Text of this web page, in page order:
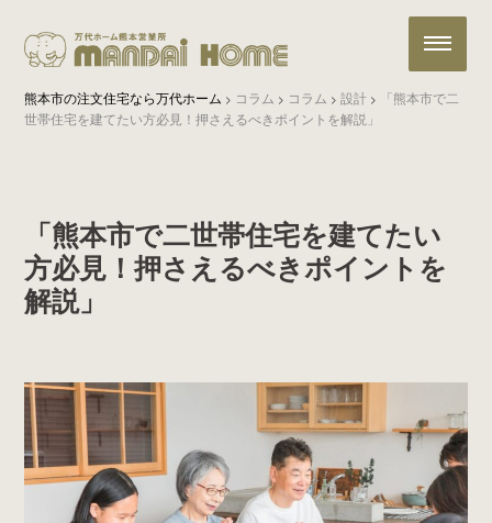
熊本市の注文住宅なら万代ホーム > コラム > コラム >設計 >
「熊本市で二
世帯住宅を建てたい方必見！押さえるべきポイントを解説」
「熊本市で二世帯住宅を建てたい
方必見！押さえるべきポイントを
解説」